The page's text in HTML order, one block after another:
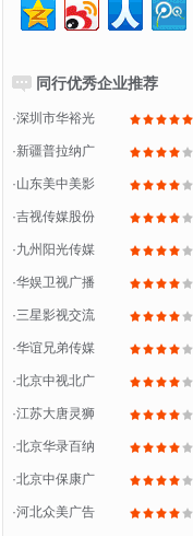
同行优秀企业推荐
·深圳市华裕光
·新疆普拉纳广
·山东美中美影
·吉视传媒股份
·九州阳光传媒
·华娱卫视广播
·三星影视交流
·华谊兄弟传媒
·北京中视北广
·江苏大唐灵狮
·北京华录百纳
·北京中保康广
·河北众美广告